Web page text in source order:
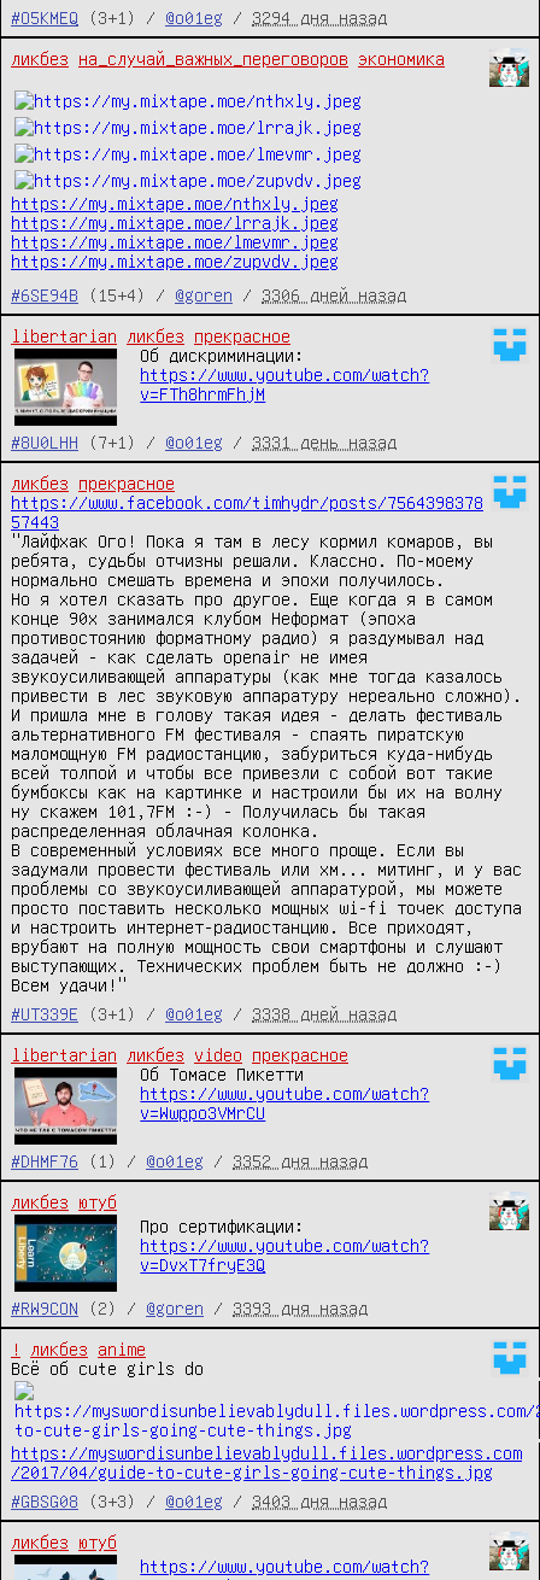
#O5KMEQ
(3+1) / @o01eg / 3294 дня назад
ликбез на_случай_важных_переговоров экономика
https://my.mixtape.moe/nthxly.jpeg
https://my.mixtape.moe/lrrajk.jpeg
https://my.mixtape.moe/lmevmr.jpeg
https://my.mixtape.moe/zupvdv.jpeg
#6SE94B
(15+4) / @goren / 3306 дней назад
libertarian ликбез
прекрасное
https://www.youtube.com/watch?
v=FTh8hrmFhjM
#8U0LHH (7+1) / @o01eg / 3331 день назад
ликбез
прекрасное
https://www.facebook.com/timhydr/posts/7564398378
57443
"Лайфхак Ого! Пока я там в лесу кормил комаров, вы
ребята, судьбы отчизны решали. Классно. По-моему
нормально смешать времена и эпохи получилось.
Но я хотел сказать про другое. Еще когда я в самом
конце 90х занимался клубом Неформат (эпоха
противостоянию форматному радио) я раздумывал над
задачей - как сделать openair не имея
звукоусиливающей аппаратуры (как мне тогда казалось
привести в лес звуковую аппаратуру нереально сложно).
И пришла мне в голову такая идея - делать фестиваль
альтернативного FM фестиваля - спаять пиратскую
маломощную FM радиостанцию, забуриться куда-нибудь
всей толпой и чтобы все привезли с собой вот такие
бумбоксы как на картинке и настроили бы их на волну
ну скажем 101,7FM :-) - Получилась бы такая
распределенная облачная колонка.
В современный условиях все много проще. Если вы
задумали провести фестиваль или хм... митинг, и у вас
проблемы со звукоусиливающей аппаратурой, мы можете
просто поставить несколько мощных wi-fi точек доступа
и настроить интернет-радиостанцию. Все приходят,
врубают на полную мощность свои смартфоны и слушают
выступающих. Технических проблем быть не должно :-)
Всем удачи!"
#UT339E
(3+1) / @o01eg / 3338 дней назад
libertarian ликбез video
прекрасное
https://www.youtube.com/watch?
v=Wwppo3VMrCU
#DHMF76 (1) / @o01eg / 3352 дня назад
ликбез
ютуб
Про сертификации:
https://www.youtube.com/watch?
v=DvxT7fryE3Q
#RW9CON (2) / @goren / 3393 дня назад
! ликбез
anime
https://myswordisunbelievablydull.files.wordpress.com
/2017/04/guide-to-cute-girls-going-cute-things.jpg
#GBSG08
(3+3) / @o01eg / 3403 дня назад
ликбез
ютуб
https://www.youtube.com/watch?